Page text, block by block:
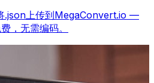
.json上传到MegaConvert.io —
，无需编码。